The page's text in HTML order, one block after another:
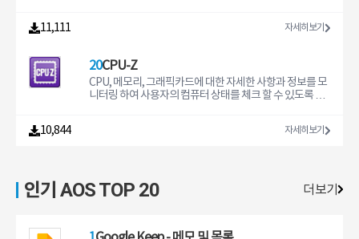
11,111
자세히보기
20CPU-Z
CPU, 메모리, 그래픽카드에 대한 자세한 사항과 정보를 모
니터링 하여 사용자의 컴퓨터 상태를 체크 할 수 있도록 도
10,844
자세히보기
인기 AOS TOP 20 더보기